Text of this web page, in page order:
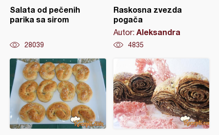
Salata od pečenih
parika sa sirom
28039
Raskosna zvezda
pogača
Autor: Aleksandra
4835